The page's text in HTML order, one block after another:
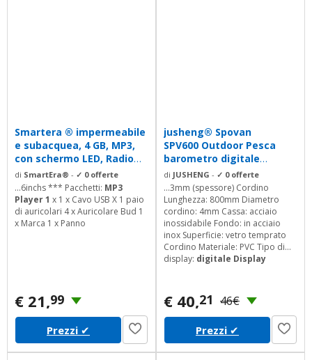
Smartera ® impermeabile
e subacquea, 4 GB, MP3,
con schermo LED, Radio
FM,...
di SmartEra® - ✓ 0 offerte
...6inchs *** Pacchetti: MP3
Player 1 x 1 x Cavo USB X 1 paio
di auricolari 4 x Auricolare Bud 1
x Marca 1 x Panno
€ 21,99
Prezzi ✔
jusheng® Spovan
SPV600 Outdoor Pesca
barometro digitale
impermeabile...
di JUSHENG - ✓ 0 offerte
...3mm (spessore) Cordino
Lunghezza: 800mm Diametro
cordino: 4mm Cassa: acciaio
inossidabile Fondo: in acciaio
inox Superficie: vetro temprato
Cordino Materiale: PVC Tipo di
display: digitale Display
importati Resistenza all' acqua
Profondit: 30metri Contenuto
della confezione: 1*Spovan
SPV600Orologio da
tasca 1*
cordino 1* chiusura a
sospensione 1* Manuale Nota: Le
€ 40,21 46€
Prezzi ✔